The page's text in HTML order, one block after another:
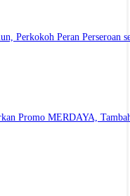
Perkokoh Peran Perseroan
Promo MERDAYA,